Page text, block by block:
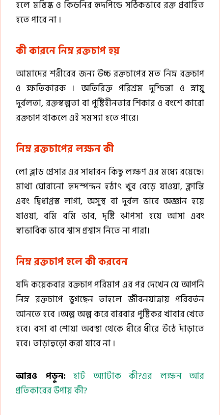
হলে মস্তিষ্ক ও কিডনির হৃদপিন্ডে সঠিকভাবে রক্ত প্রবাহিত
হতে পারে না ।
কী কারনে নিম্ন রক্তচাপ হয়
আমাদের শরীরের জন্য উচ্চ রক্তচাপের মত নিম্ন রক্তচাপ
ও ক্ষতিকারক । অতিরিক্ত পরিশ্রম দুশ্চিন্তা ও স্নায়ু
দুর্বলতা, রক্তস্বল্পতা বা পুষ্টিহীনতার শিকার ও বংশে কারো
রক্তচাপ থাকলে এই সমস্যা হতে পারে।
নিম্ন রক্তচাপের লক্ষন কী
লো ব্লাড প্রেসার এর সাধারন কিছু লক্ষণ এর মধ্যে রয়েছে।
মাথা ঘোরানো হৃদস্পন্দন হঠাৎ খুব বেড়ে যাওয়া, ক্লান্তি
এবং দ্বিধাগ্রস্ত লাগা, অসুস্থ বা দুর্বল ভাবে অজ্ঞান হয়ে
যাওয়া, বমি বমি ভাব, দৃষ্টি ঝাপসা হয়ে আসা এবং
স্বাভাবিক ভাবে শ্বাস প্রশ্বাস নিতে না পারা।
নিম্ন রক্তচাপ হলে কী করবেন
যদি কয়েকবার রক্তচাপ পরিমাপ এর পর দেখেন যে আপনি
নিম্ন রক্তচাপে ভুগছেন তাহলে জীবনযাত্রায় পরিবর্তন
আনতে হবে ।অল্প অল্প করে বারবার পুষ্টিকর খাবার খেতে
হবে। বসা বা শোয়া অবস্থা থেকে ধীরে ধীরে উঠে দাঁড়াতে
হবে। তাড়াহুড়ো করা যাবে না ।
আরও পড়ুন: হার্ট অ্যাটাক কী?এর লক্ষন আর
প্রতিকারের উপায় কী?